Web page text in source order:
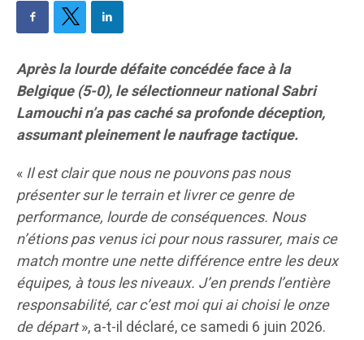
Après la lourde défaite concédée face à la
Belgique (5-0), le sélectionneur national Sabri
Lamouchin’a pas caché sa profonde déception,
assumant pleinement le naufrage tactique.
«Il est clair que nous ne pouvons pas nous
présenter sur le terrain et livrer ce genre de
performance, lourde de conséquences. Nous
n’étions pas venus ici pour nous rassurer, mais ce
match montre une nette différence entre les deux
équipes, à tous les niveaux. J’en prends l’entière
responsabilité, car c’est moi qui ai choisi le onze
de départ», a-t-il déclaré, ce samedi 6 juin 2026.